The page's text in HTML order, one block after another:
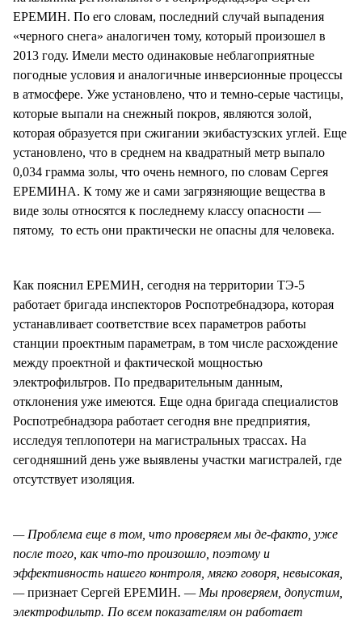
ЕРЕМИН. По его словам, последний случай выпадения
«черного снега» аналогичен тому, который произошел в
2013 году. Имели место одинаковые неблагоприятные
погодные условия и аналогичные инверсионные процессы
в атмосфере. Уже установлено, что и темно-серые частицы,
которые выпали на снежный покров, являются золой,
которая образуется при сжигании экибастузских углей. Еще
установлено, что в среднем на квадратный метр выпало
0,034 грамма золы, что очень немного, по словам Сергея
ЕРЕМИНА. К тому же и сами загрязняющие вещества в
виде золы относятся к последнему классу опасности —
пятому, то есть они практически не опасны для человека.
Как пояснил ЕРЕМИН, сегодня на территории ТЭ-5
работает бригада инспекторов Роспотребнадзора, которая
устанавливает соответствие всех параметров работы
станции проектным параметрам, в том числе расхождение
между проектной и фактической мощностью
электрофильтров. По предварительным данным,
отклонения уже имеются. Еще одна бригада специалистов
Роспотребнадзора работает сегодня вне предприятия,
исследуя теплопотери на магистральных трассах. На
сегодняшний день уже выявлены участки магистралей, где
отсутствует изоляция.
— Проблема еще в том, что проверяем мы де-факто, уже
после того, как что-то произошло, поэтому и
эффективность нашего контроля, мягко говоря, невысокая,
—признает Сергей ЕРЕМИН. — Мы проверяем, допустим,
электрофильтр. По всем показателям он работает